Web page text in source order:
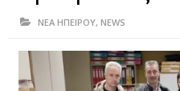
ΗΠΕΙΡΟΣ
ΑΡΤΑ
ΝΕΑ ΗΠΕΙΡΟΥ, NEWS